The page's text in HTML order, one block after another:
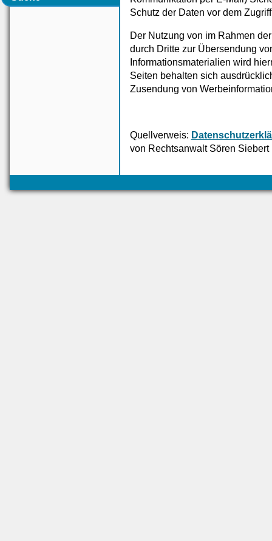
Schutz der Daten vor dem
Der Nutzung von im Rahmen
durch Dritte zur Übersendung
Informationsmaterialien wird
Seiten behalten sich
Zusendung von
Quellverweis:
von Rechtsanwalt Sören Siebert